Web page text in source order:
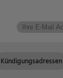
Kündigungsadressen